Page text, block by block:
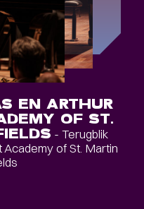
EN ARTHUR
OF ST.
- Terugblik
of St. Martin